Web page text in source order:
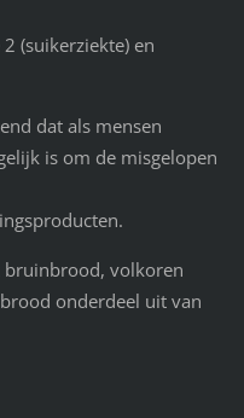
(suikerziekte) en
dat als mensen
is om de misgelopen
bruinbrood, volkoren
onderdeel uit van